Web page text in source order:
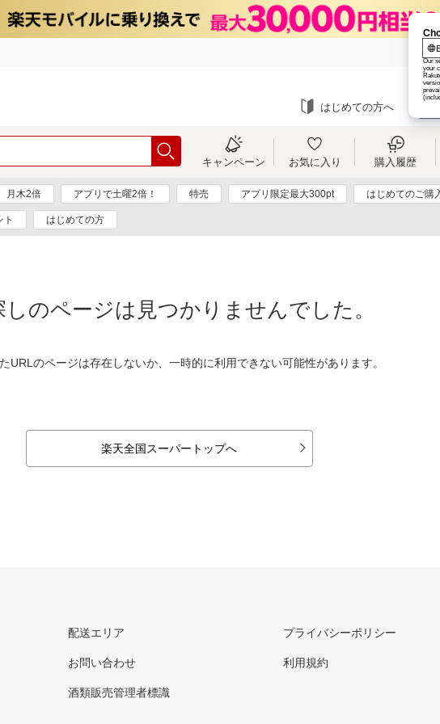
はじめての方へ
キャンペーン お気に入り 購入履歴
月木2倍 アプリで土曜2倍！ 特売 アプリ限定最大300pt はじめてのご購
ト はじめての方
しのページは見つかりませんでした。
URLのページは存在しないか、一時的に利用できない可能性があります。
楽天全国スーパートップへ
配送エリア
お問い合わせ
酒類販売管理者標識
プライバシーポリシー
利用規約